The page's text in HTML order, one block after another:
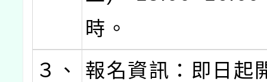
時。
３、
報名資訊：即日起